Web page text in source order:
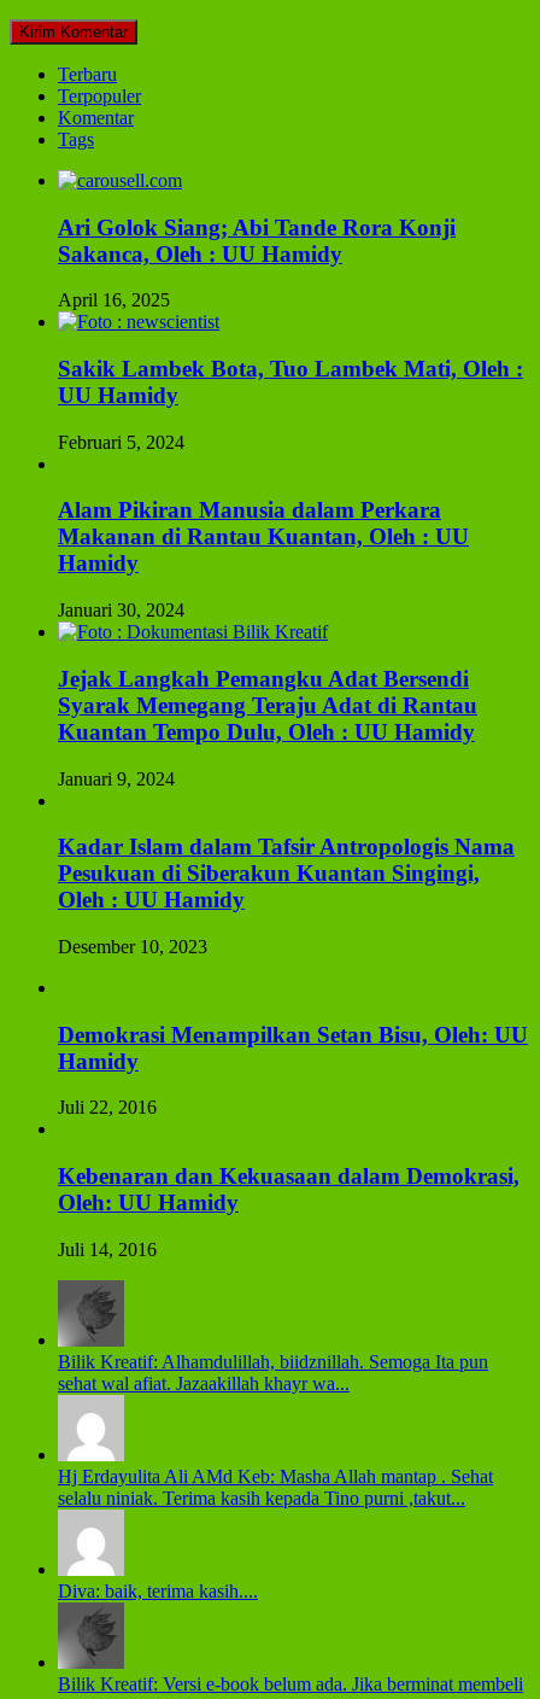
Terbaru
Terpopuler
Komentar
Tags
Ari Golok Siang; Abi Tande Rora Konji
Sakanca, Oleh : UU Hamidy
April 16, 2025
Sakik Lambek Bota, Tuo Lambek Mati, Oleh :
UU Hamidy
Februari 5, 2024
Alam Pikiran Manusia dalam Perkara
Makanan di Rantau Kuantan, Oleh : UU
Hamidy
Januari 30, 2024
Jejak Langkah Pemangku Adat Bersendi
Syarak Memegang Teraju Adat di Rantau
Kuantan Tempo Dulu, Oleh : UU Hamidy
Januari 9, 2024
Kadar Islam dalam Tafsir Antropologis Nama
Pesukuan di Siberakun Kuantan Singingi,
Oleh : UU Hamidy
Desember 10, 2023
Demokrasi Menampilkan Setan Bisu, Oleh: UU
Hamidy
Juli 22, 2016
Kebenaran dan Kekuasaan dalam Demokrasi,
Oleh: UU Hamidy
Juli 14, 2016
Bilik Kreatif: Alhamdulillah, biidznillah. Semoga Ita pun
sehat wal afiat. Jazaakillah khayr wa...
Hj Erdayulita Ali AMd Keb: Masha Allah mantap . Sehat
selalu niniak. Terima kasih kepada Tino purni ,takut...
Diva: baik, terima kasih....
Bilik Kreatif: Versi e-book belum ada. Jika berminat membeli